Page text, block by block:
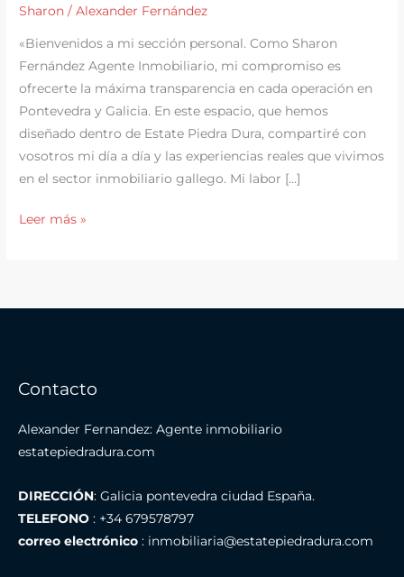
Sharon /Alexander Fernández
«Bienvenidos a mi sección personal. Como Sharon
Fernández Agente Inmobiliario, mi compromiso es
ofrecerte la máxima transparencia en cada operación en
Pontevedra y Galicia. En este espacio, que hemos
diseñado dentro de Estate Piedra Dura, compartiré con
vosotros mi día a día y las experiencias reales que vivimos
en el sector inmobiliario gallego. Mi labor […]
Sharon
en
Leer más »
Contacto
Alexander Fernandez: Agente inmobiliario
estatepiedradura.com
DIRECCIÓN: Galicia pontevedra ciudad España.
TELEFONO : +34 679578797
correo electrónico : inmobiliaria@estatepiedradura.com